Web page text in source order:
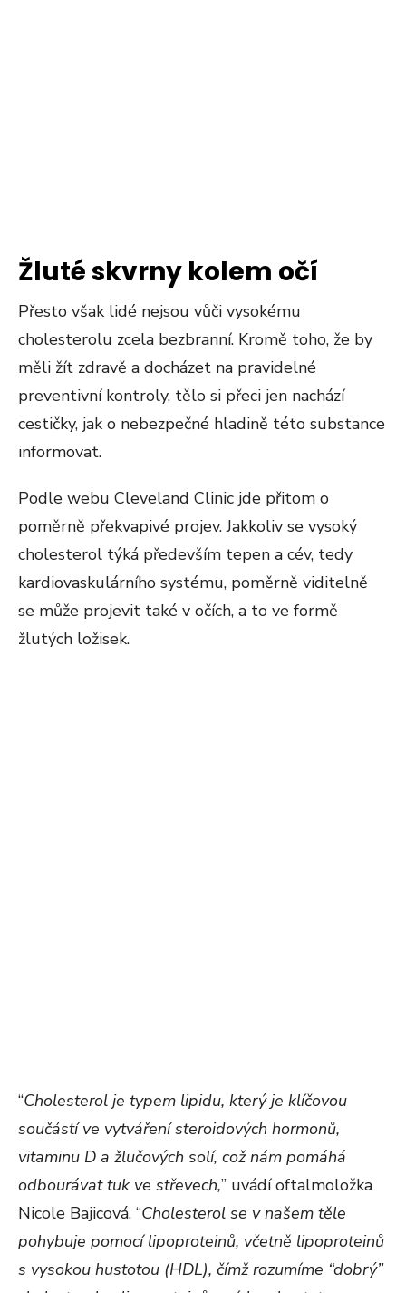
Žluté skvrny kolem očí
Přesto však lidé nejsou vůči vysokému
cholesterolu zcela bezbranní. Kromě toho, že by
měli žít zdravě a docházet na pravidelné
preventivní kontroly, tělo si přeci jen nachází
cestičky, jak o nebezpečné hladině této substance
informovat.
Podle webu Cleveland Clinic jde přitom o
poměrně překvapivé projev. Jakkoliv se vysoký
cholesterol týká především tepen a cév, tedy
kardiovaskulárního systému, poměrně viditelně
se může projevit také v očích, a to ve formě
žlutých ložisek.
“Cholesterol je typem lipidu, který je klíčovou
součástí ve vytváření steroidových hormonů,
vitaminu D a žlučových solí, což nám pomáhá
odbourávat tuk ve střevech,” uvádí oftalmoložka
Nicole Bajicová. “Cholesterol se v našem těle
pohybuje pomocí lipoproteinů, včetně lipoproteinů
s vysokou hustotou (HDL), čímž rozumíme “dobrý”